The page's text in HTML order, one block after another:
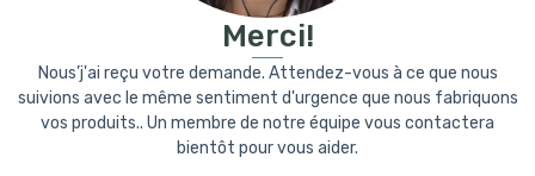
Merci!
Nous’j'ai reçu votre demande. Attendez-vous à ce que nous
suivions avec le même sentiment d'urgence que nous fabriquons
vos produits.. Un membre de notre équipe vous contactera
bientôt pour vous aider.